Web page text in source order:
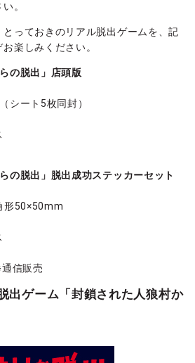
。
っておきのリアル脱出ゲームを、記
楽しみください。
の脱出」店頭版
シート5枚同封）
の脱出」脱出成功ステッカーセット
形50×50mm
信販売
出ゲーム「封鎖された人狼村か